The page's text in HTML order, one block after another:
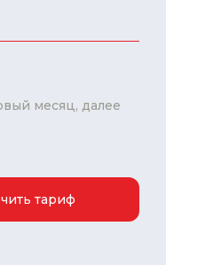
месяц, далее
тариф